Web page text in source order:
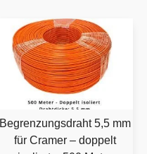
Begrenzungsdraht 5,5 mm
für Cramer – doppelt